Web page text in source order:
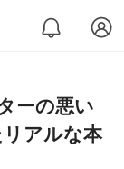
ーの悪い
アルな本